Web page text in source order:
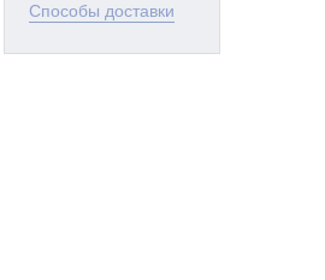
Способы доставки